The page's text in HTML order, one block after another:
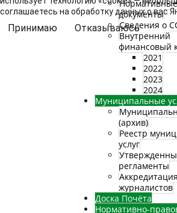
Нормативные
документы
Сведения о
Внутренний
финансовый
2021
2022
2023
2024
Муниципальные
(архив)
Реестр
услуг
регламенты
Аккредитация
журналистов
Доска Почёта
Нормативно-
соглашаетесь на обработку данных о вас
Принимаю Отказываюсь